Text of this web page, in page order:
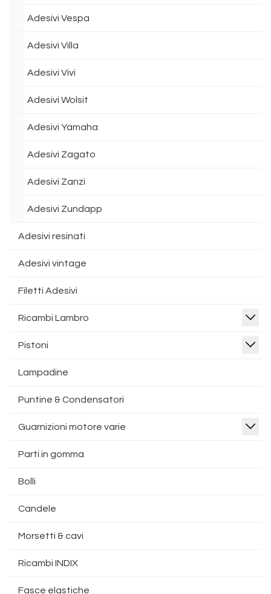
Adesivi Vespa
Adesivi Villa
Adesivi Vivi
Adesivi Wolsit
Adesivi Yamaha
Adesivi Zagato
Adesivi Zanzi
Adesivi Zundapp
Adesivi resinati
Adesivi vintage
Filetti Adesivi
Ricambi Lambro
Pistoni
Lampadine
Puntine & Condensatori
Guarnizioni motore varie
Parti in gomma
Bolli
Candele
Morsetti & cavi
Ricambi INDIX
Fasce elastiche